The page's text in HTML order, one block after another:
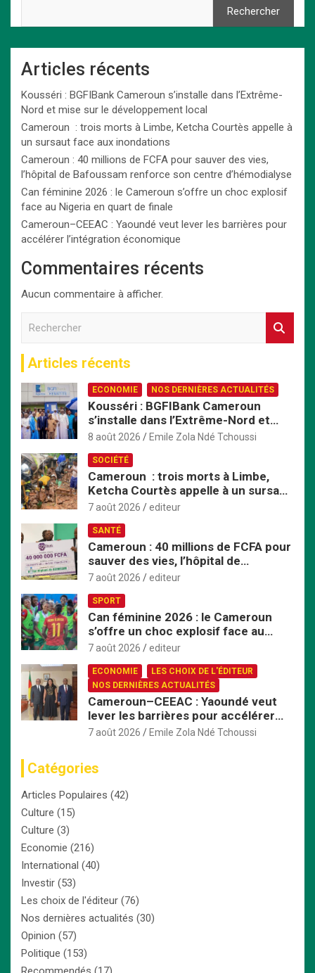
Rechercher
Articles récents
Kousséri : BGFIBank Cameroun s’installe dans l’Extrême-
Nord et mise sur le développement local
Cameroun : trois morts à Limbe, Ketcha Courtès appelle à
un sursaut face aux inondations
Cameroun : 40 millions de FCFA pour sauver des vies,
l’hôpital de Bafoussam renforce son centre d’hémodialyse
Can féminine 2026 : le Cameroun s’offre un choc explosif
face au Nigeria en quart de finale
Cameroun–CEEAC : Yaoundé veut lever les barrières pour
accélérer l’intégration économique
Commentaires récents
Aucun commentaire à afficher.
r
c
h
e
r
Articles récents
ECONOMIE NOS DERNIÈRES ACTUALITÉS
Kousséri : BGFIBank Cameroun
s’installe dans l’Extrême-Nord et
mise sur le développement local
8 août 2026 Emile Zola Ndé Tchoussi
SOCIÉTÉ
Cameroun : trois morts à Limbe,
Ketcha Courtès appelle à un sursaut
face aux inondations
7 août 2026 editeur
SANTÉ
Cameroun : 40 millions de FCFA pour
sauver des vies, l’hôpital de
Bafoussam renforce son centre
7 août 2026 editeur
SPORT
Can féminine 2026 : le Cameroun
s’offre un choc explosif face au
Nigeria en quart de finale
7 août 2026 editeur
ECONOMIE
LES CHOIX DE L'ÉDITEUR
NOS DERNIÈRES ACTUALITÉS
Cameroun–CEEAC : Yaoundé veut
lever les barrières pour accélérer
l’intégration économique
7 août 2026 Emile Zola Ndé Tchoussi
Catégories
Articles Populaires (42)
Culture (15)
Culture (3)
Economie (216)
International (40)
Investir (53)
Les choix de l'éditeur (76)
Nos dernières actualités (30)
Opinion (57)
Politique (153)